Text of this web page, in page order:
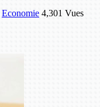
Economie 4,301 Vues